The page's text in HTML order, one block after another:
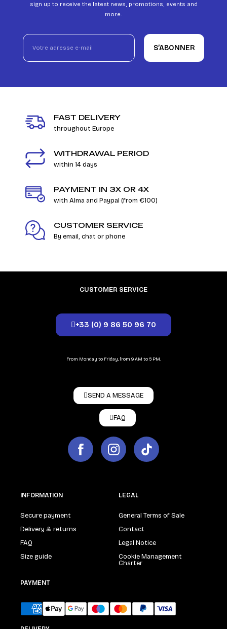
sign up to receive the latest news, promotions, events and
more.
S’ABONNER
FAST DELIVERY
throughout Europe
WITHDRAWAL PERIOD
within 14 days
PAYMENT IN 3X OR 4X
with Alma and Paypal (from €100)
CUSTOMER SERVICE
By email, chat or phone
CUSTOMER SERVICE
+33 (0) 9 86 50 96 70
From Monday to Friday, from 9 AM to 5 PM.
SEND A MESSAGE
FAQ
INFORMATION
Secure payment
Delivery & returns
FAQ
Size guide
LEGAL
General Terms of Sale
Contact
Legal Notice
Cookie Management
Charter
PAYMENT